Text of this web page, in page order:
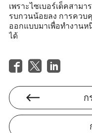
เพราะไซเบอร์เด็คสาม
รบกวนน้อยลง การคว
ออกแบบมาเพื่อทำงานห
ได้
ก